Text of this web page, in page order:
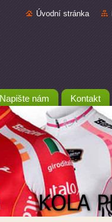
Úvodní stránka
Napište nám Kontakt